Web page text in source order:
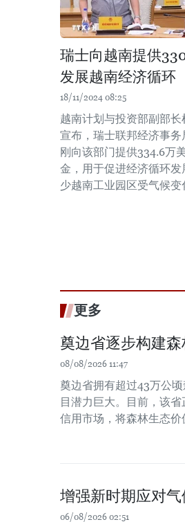
瑞士向越南提供
发展越南经济循环
18/11/2024 08:25
越南计划与投资部副部长
宣布，瑞士联邦经济事务
刚向该部门提供334.6万
金，用于促进经济循环发
少越南工业园区受气候变
更多
奠边省逐步构建
08/08/2026 11:47
奠边省拥有超过43万公
目潜力巨大。目前，该
信用市场，将森林生态价
增强新时期应对
06/08/2026 02:51